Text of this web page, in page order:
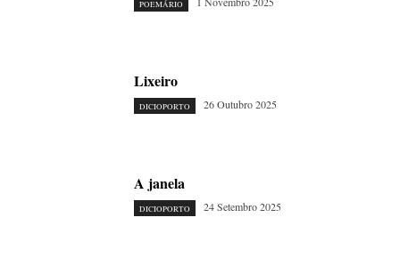
POEMÁRIO
Lixeiro
DICIOPORTO 26 Outubro 2025
A janela
DICIOPORTO 24 Setembro 2025